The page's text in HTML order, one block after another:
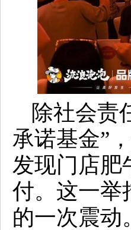
除社会责
承诺基金”
发现门店肥
付。这一举
的一次震动